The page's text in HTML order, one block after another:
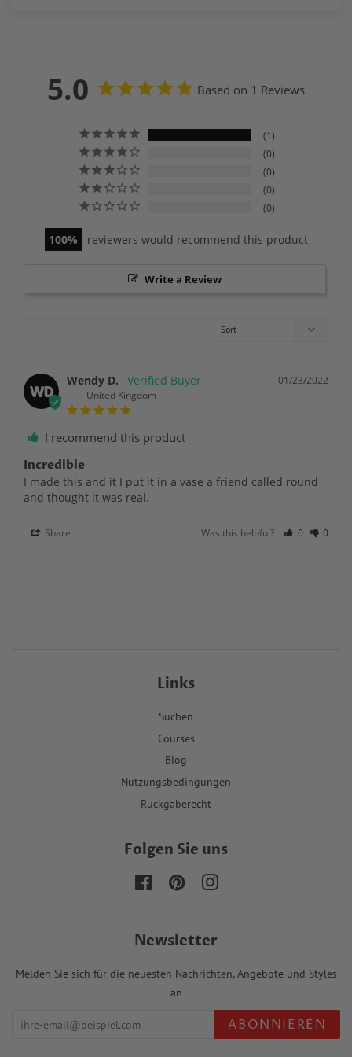
5.0 Based on 1 Reviews
1
0
0
0
0
100 reviewers would recommend this product
Write a Review
WD
01/23/2022
Wendy D.
United Kingdom
I recommend this product
Incredible
I made this and it I put it in a vase a friend called round
and thought it was real.
Share Was this helpful? 0 0
Links
Suchen
Courses
Blog
Nutzungsbedingungen
Rückgaberecht
Folgen Sie uns
FacebookPinterestInstagram
Newsletter
Melden Sie sich für die neuesten Nachrichten, Angebote und Styles
an
ABONNIEREN